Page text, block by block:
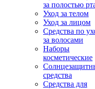
за полостью
Уход за телом
Уход за лицом
Средства по
за волосами
Наборы
косметические
средства
Средства для